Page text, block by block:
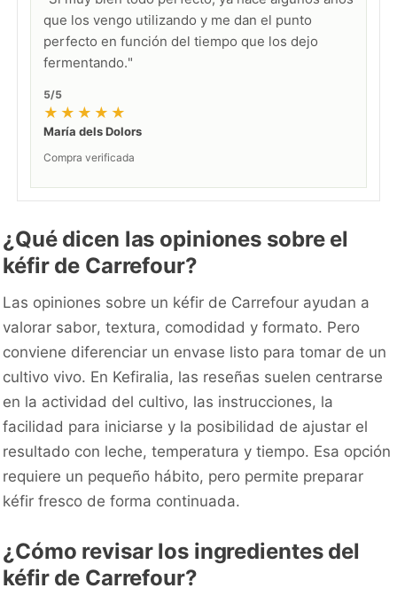
que los vengo utilizando y me dan el punto
perfecto en función del tiempo que los dejo
fermentando."
5/5
★★★★★
María dels Dolors
Compra verificada
¿Qué dicen las opiniones sobre el
kéfir de Carrefour?
Las opiniones sobre un kéfir de Carrefour ayudan a
valorar sabor, textura, comodidad y formato. Pero
conviene diferenciar un envase listo para tomar de un
cultivo vivo. En Kefiralia, las reseñas suelen centrarse
en la actividad del cultivo, las instrucciones, la
facilidad para iniciarse y la posibilidad de ajustar el
resultado con leche, temperatura y tiempo. Esa opción
requiere un pequeño hábito, pero permite preparar
kéfir fresco de forma continuada.
¿Cómo revisar los ingredientes del
kéfir de Carrefour?